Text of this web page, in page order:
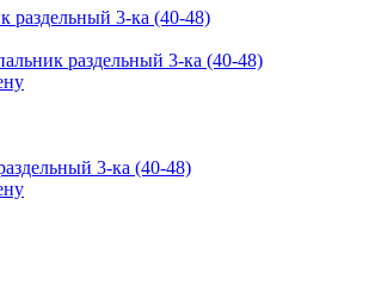
раздельный 3-ка (40-48)
3-ка (40-48)